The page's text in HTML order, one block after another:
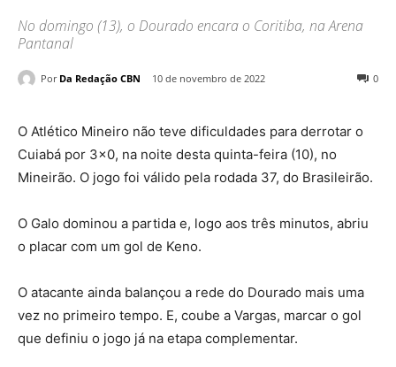
No domingo (13), o Dourado encara o Coritiba, na Arena
Pantanal
Por Da Redação CBN 10 de novembro de 2022 0
O Atlético Mineiro não teve dificuldades para derrotar o
Cuiabá por 3×0, na noite desta quinta-feira (10), no
Mineirão. O jogo foi válido pela rodada 37, do Brasileirão.
O Galo dominou a partida e, logo aos três minutos, abriu
o placar com um gol de Keno.
O atacante ainda balançou a rede do Dourado mais uma
vez no primeiro tempo. E, coube a Vargas, marcar o gol
que definiu o jogo já na etapa complementar.